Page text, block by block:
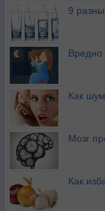
9
Вредно
Как
Мозг
Как